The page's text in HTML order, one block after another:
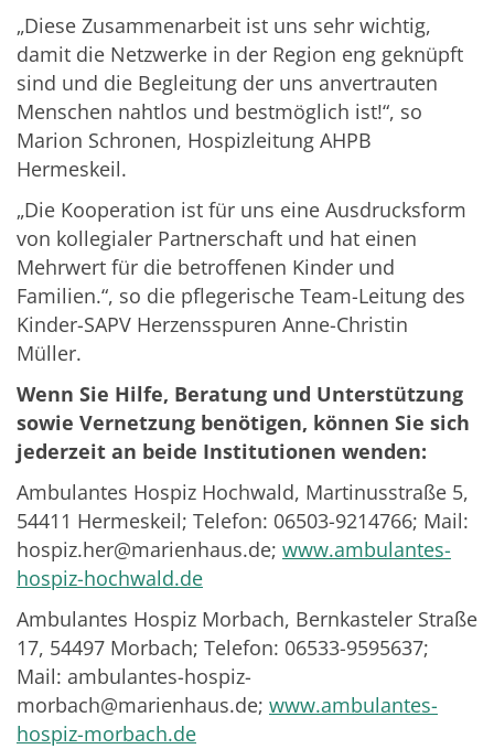
„Diese Zusammenarbeit ist uns sehr wichtig,
damit die Netzwerke in der Region eng geknüpft
sind und die Begleitung der uns anvertrauten
Menschen nahtlos und bestmöglich ist!“, so
Marion Schronen, Hospizleitung AHPB
Hermeskeil.
„Die Kooperation ist für uns eine Ausdrucksform
von kollegialer Partnerschaft und hat einen
Mehrwert für die betroffenen Kinder und
Familien.“, so die pflegerische Team-Leitung des
Kinder-SAPV Herzensspuren Anne-Christin
Müller.
Wenn Sie Hilfe, Beratung und Unterstützung
sowie Vernetzung benötigen, können Sie sich
jederzeit an beide Institutionen wenden:
Ambulantes Hospiz Hochwald, Martinusstraße 5,
54411 Hermeskeil; Telefon: 06503-9214766; Mail:
hospiz.her@marienhaus.de; www.ambulantes-
hospiz-hochwald.de
Ambulantes Hospiz Morbach, Bernkasteler Straße
17, 54497 Morbach; Telefon: 06533-9595637;
Mail: ambulantes-hospiz-
morbach@marienhaus.de; www.ambulantes-
hospiz-morbach.de